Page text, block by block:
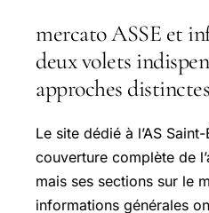
mercato ASSE et
deux volets
approches distinctes
Le site dédié à l’AS
couverture complète de
mais ses sections sur le
informations générales